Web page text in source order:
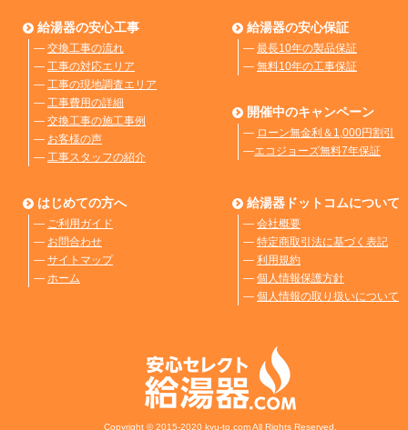
給湯器の安心工事
― 交換工事の流れ
― 工事の対応エリア
― 工事の現地調査エリア
― 工事費用の詳細
― 交換工事の施工事例
― お客様の声
― 工事スタッフの紹介
給湯器の安心保証
― 最長10年の製品保証
― 無料10年の工事保証
開催中のキャンペーン
― ローン無金利＆1,000円割引
―エコジョーズ無料7年保証
はじめての方へ
― ご利用ガイド
― お問合わせ
― サイトマップ
― ホーム
給湯器ドットコムについて
― 会社概要
― 特定商取引法に基づく表記
― 利用規約
― 個人情報保護方針
― 個人情報の取り扱いについて
Copyright © 2015-2020 kyu-to.com All Rights Reserved.